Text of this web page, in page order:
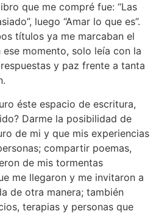
que me compré fue: “Las
luego “Amar lo que es”.
títulos ya me marcaban el
ese momento, solo leía con la
y paz frente a tanta
éste espacio de escritura,
Darme la posibilidad de
de mi y que mis experiencias
compartir poemas,
de mis tormentas
me llegaron y me invitaron a
de otra manera; también
terapias y personas que